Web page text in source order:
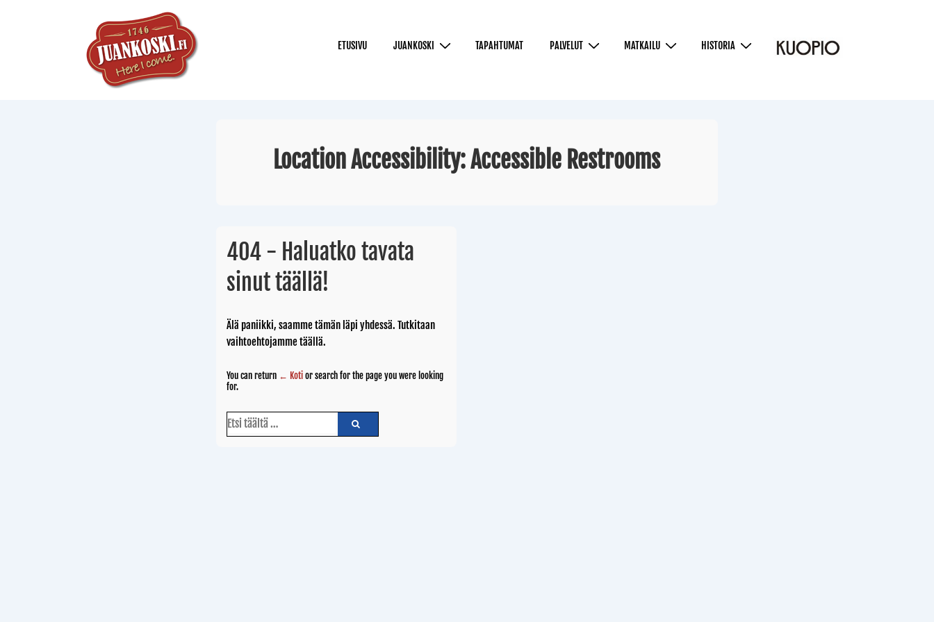
ETUSIVU JUANKOSKI TAPAHTUMAT PALVELUT MATKAILU HISTORIA
Location Accessibility:Accessible Restrooms
404 - Haluatko tavata
sinut täällä!
Älä paniikki, saamme tämän läpi yhdessä. Tutkitaan
vaihtoehtojamme täällä.
You can return ← Kotior search for the page you were looking
for.